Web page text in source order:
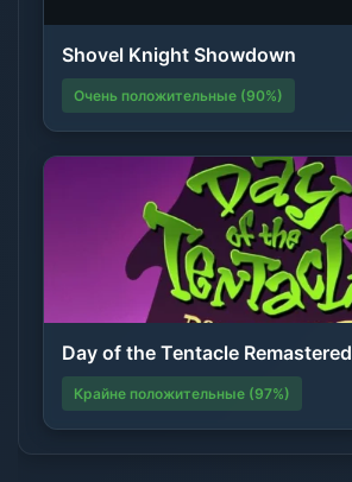
Shovel Knight Showdown
Очень положительные (90%)
Day of the Tentacle Remastered
Крайне положительные (97%)